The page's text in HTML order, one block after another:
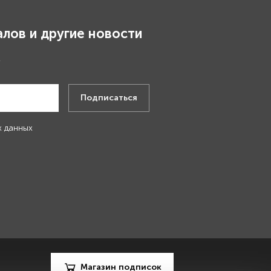
и другие новости
Подписаться
данных
Магазин подписок